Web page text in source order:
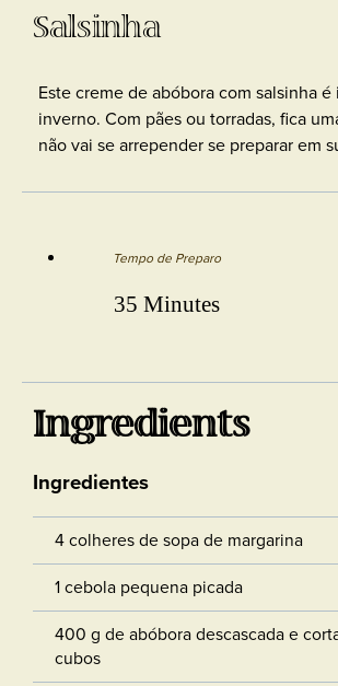
Salsinha
Este creme de abóbora com salsinha é
inverno. Com pães ou torradas, fica
não vai se arrepender se preparar em
Tempo de Preparo
35 Minutes
Ingredients
Ingredientes
4 colheres de sopa de margarina
1 cebola pequena picada
400 g de abóbora descascada e
cubos